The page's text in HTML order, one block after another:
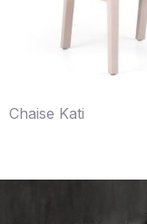
Chaise Kati